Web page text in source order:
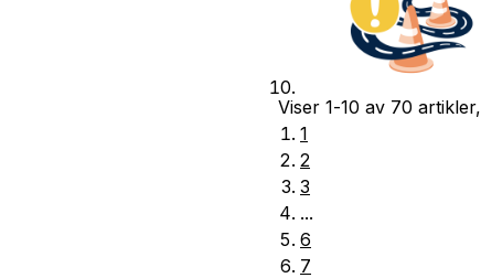
Viser 1-10 av 70 artikler,
1
2
3
...
6
7